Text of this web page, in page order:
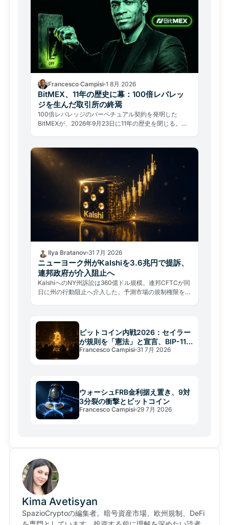
Francesco Campisi 1 8月 2026
BitMEX、11年の歴史に幕：100倍レバレッ
ジを生んだ取引所の終焉
100倍レバレッジのパーペチュアル契約を発明した
BitMEXが、2026年9月23日に11年の歴史を閉じる。ハ
Ilya Bratanov 31 7月 2026
ニューヨーク州がKalshiを3.6兆円で提訴、
連邦政府が介入阻止へ
KalshiへのNY州訴訟は360億ドル規模。連邦CFTCが同
日に州の行動阻止へ介入した。予測市場の規制権限をめ
ビットコイン内戦2026：セイラー
が規則を「憲法」と宣言、BIP-110
が焦点
Francesco Campisi 31 7月 2026
ウォーシュFRB金利据え置き、9対
3分裂の衝撃とビットコイン
Francesco Campisi 29 7月 2026
Kima Avetisyan
SpazioCryptoの編集者。暗号資産市場、欧州規制、DeFi